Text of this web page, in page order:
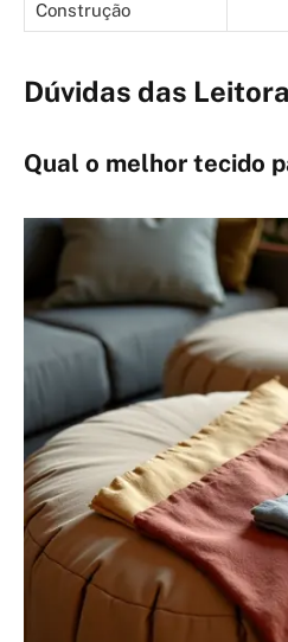
Construção
Dúvidas das
Qual o melhor tecido